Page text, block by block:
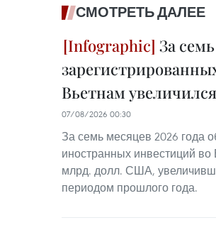
СМОТРЕТЬ ДАЛЕЕ
За
Вьетнам
07/08/2026 00:30
За семь месяцев 2026 года
иностранных инвестиций во
млрд. долл. США,
периодом прошлого года.